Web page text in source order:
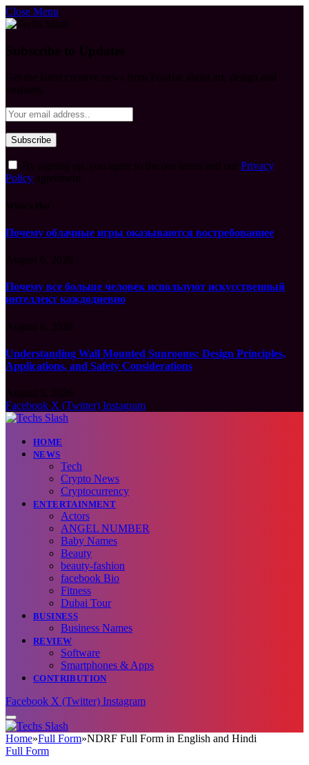
Close Menu
Privacy
Policy
Почему облачные игры оказываются востребованнее
Почему все больше человек используют искусственный
интеллект каждодневно
Understanding Wall Mounted Sunrooms: Design Principles,
Applications, and Safety Considerations
Facebook X (Twitter) Instagram
HOME
NEWS
Tech
Crypto News
Cryptocurrency
ENTERTAINMENT
Actors
ANGEL NUMBER
Baby Names
Beauty
beauty-fashion
facebook Bio
Fitness
Dubai Tour
BUSINESS
Business Names
REVIEW
Software
Smartphones & Apps
CONTRIBUTION
Facebook X (Twitter) Instagram
Home»Full Form»NDRF Full Form in English and Hindi
Full Form